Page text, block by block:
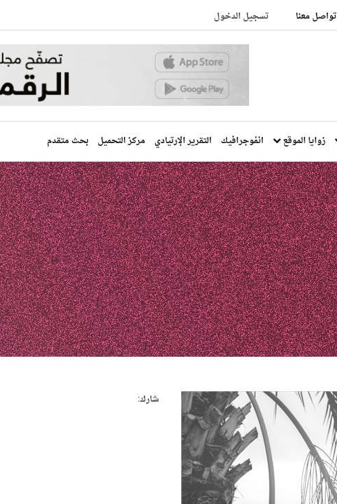
تواصل معنا تسجيل الدخول
زوايا الموقع انفوجرافيك التقرير الإرتيادي مركز التحميل بحث متقدم
شارك: